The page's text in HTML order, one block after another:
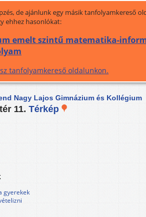
de ajánlunk egy másik tanfolyamkereső
ehhez hasonlókat:
emelt szintű matematika-
tanfolyamkereső oldalunkon.
Nagy Lajos Gimnázium és Kollégium
11. Térkép
gyerekek